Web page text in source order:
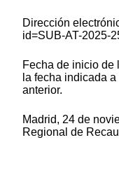
Dirección
id=SUB-AT-2025-
Fecha de inicio de
la fecha indicada
anterior.
Madrid, 24 de
Regional de